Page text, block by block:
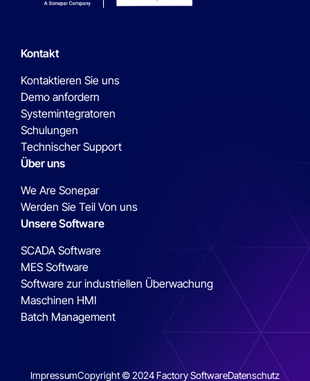
Kontakt
Kontaktieren Sie uns
Demo anfordern
Systemintegratoren
Schulungen
Technischer Support
Über uns
We Are Sonepar
Werden Sie Teil Von uns
Unsere Software
SCADA Software
MES Software
Software zur industriellen Überwachung
Maschinen HMI
Batch Management
ImpressumCopyright © 2024 Factory SoftwareDatenschutz